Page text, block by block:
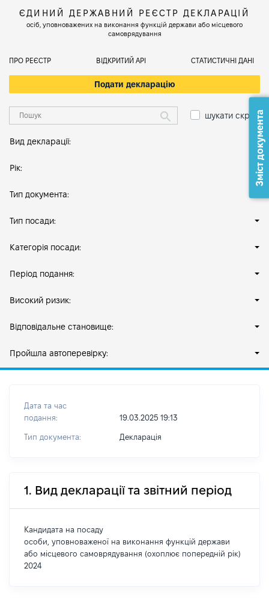
ЄДИНИЙ ДЕРЖАВНИЙ РЕЄСТР ДЕКЛАРАЦІЙ
осіб, уповноважених на виконання функцій держави або місцевого
самоврядування
ПРО РЕЄСТР ВІДКРИТИЙ АРІ СТАТИСТИЧНІ ДАНІ
Подати декларацію
шукати скрізь
Вид декларації:
Рік:
Тип документа:
Тип посади:
Категорія посади:
Період подання:
Високий ризик:
Відповідальне становище:
Пройшла автоперевірку:
Дата та час
подання:
19.03.2025 19:13
Тип документа: Декларація
1. Вид декларації та звітний період
Кандидата на посаду
особи, уповноваженої на виконання функцій держави
або місцевого самоврядування (охоплює попередній рік)
2024
Зміст документа